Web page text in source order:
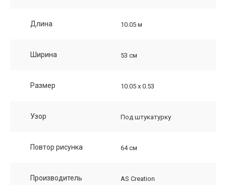
Длина 10.05 м
Ширина 53 см
Размер 10.05 х 0.53
Узор Под штукатурку
Повтор рисунка 64 см
Производитель AS Creation